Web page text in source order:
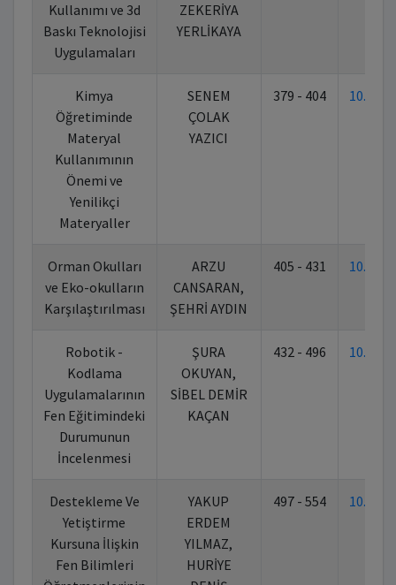
Kullanımı ve 3d
Baskı Teknolojisi
Uygulamaları
ZEKERİYA
YERLİKAYA
Kimya
Öğretiminde
Materyal
Kullanımının
Önemi ve
Yenilikçi
Materyaller
SENEM
ÇOLAK
YAZICI
379 - 404
Orman Okulları
ve Eko-okulların
Karşılaştırılması
ARZU
CANSARAN,
ŞEHRİ AYDIN
405 - 431
Robotik -
Kodlama
Uygulamalarının
Fen Eğitimindeki
Durumunun
İncelenmesi
ŞURA
OKUYAN,
SİBEL DEMİR
KAÇAN
432 - 496
Destekleme Ve
Yetiştirme
Kursuna İlişkin
Fen Bilimleri
YAKUP
ERDEM
YILMAZ,
HURİYE
497 - 554